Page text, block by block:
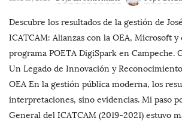
Descubre los resultados de la gestión de
ICATCAM: Alianzas con la OEA, Microsoft
programa POETA DigiSpark en Campeche.
Un Legado de Innovación y
OEA En la gestión pública moderna, los
interpretaciones, sino evidencias. Mi paso
General del ICATCAM (2019-2021) estuvo